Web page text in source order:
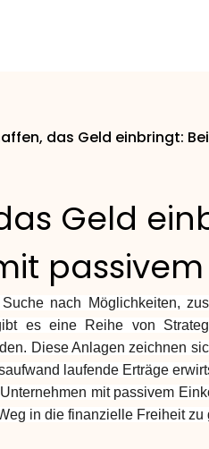
das Geld einbringt:
Geld
nach Möglichkeiten,
es eine Reihe von
Diese Anlagen zeichnen
laufende Erträge
mit passivem
in die finanzielle Freiheit zu